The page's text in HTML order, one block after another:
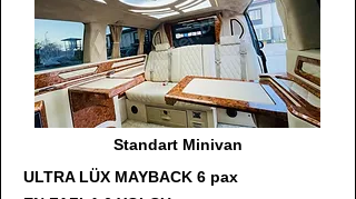
Standart Minivan
ULTRA LÜX MAYBACK 6 pax